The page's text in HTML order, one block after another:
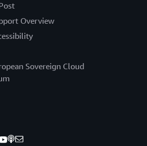
Overview
Sovereign Cloud